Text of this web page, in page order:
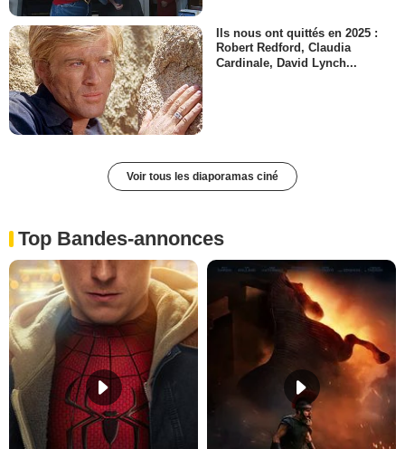
Ils nous ont quittés en 2025 :
Robert Redford, Claudia
Cardinale, David Lynch...
Voir tous les diaporamas ciné
Top Bandes-annonces